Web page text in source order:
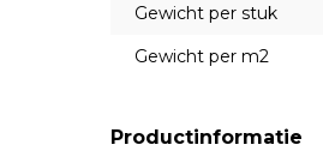
Gewicht per stuk
Gewicht per m2
Productinformatie